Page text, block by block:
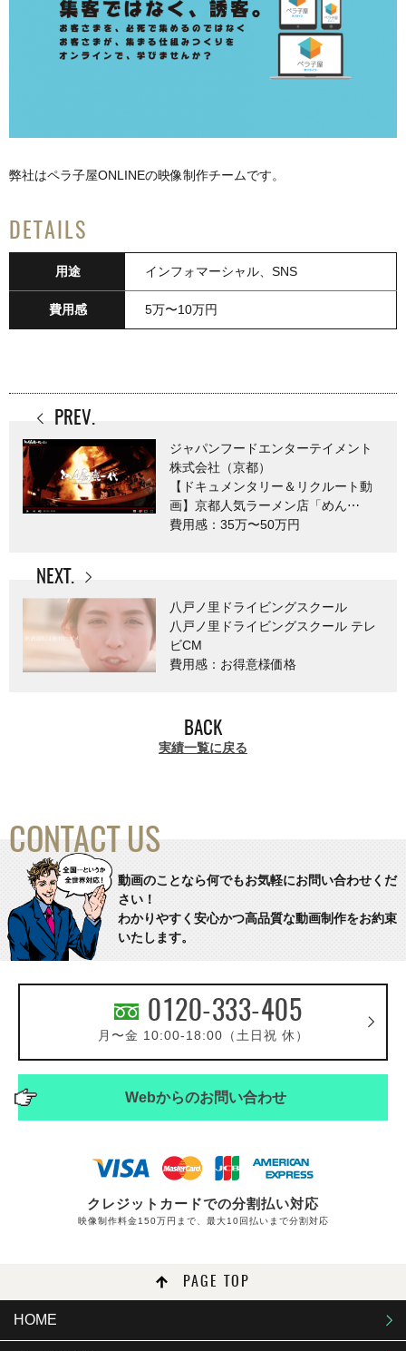
弊社はペラ子屋ONLINEの映像制作チームです。
DETAILS
用途 インフォマーシャル、SNS
費用感 5万〜10万円
PREV.
ジャパンフードエンターテイメント
株式会社（京都）
【ドキュメンタリー＆リクルート動
画】京都人気ラーメン店「めん⋯
費用感：35万〜50万円
NEXT.
八戸ノ里ドライビングスクール
八戸ノ里ドライビングスクール テレ
ビCM
費用感：お得意様価格
BACK
実績一覧に戻る
CONTACT US
動画のことなら何でもお気軽にお問い合わせくだ
さい！
わかりやすく安心かつ高品質な動画制作をお約束
いたします。
0120-333-405
月〜金 10:00-18:00（土日祝 休）
Webからのお問い合わせ
クレジットカードでの分割払い対応
映像制作料金150万円まで、最大10回払いまで分割対応
PAGE TOP
HOME